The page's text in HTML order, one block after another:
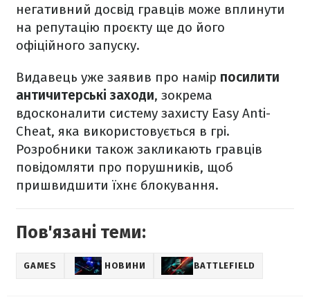
негативний досвід гравців може вплинути
на репутацію проєкту ще до його
офіційного запуску.
Видавець уже заявив про намір посилити
античитерські заходи, зокрема
вдосконалити систему захисту Easy Anti-
Cheat, яка використовується в грі.
Розробники також закликають гравців
повідомляти про порушників, щоб
пришвидшити їхнє блокування.
Пов'язані теми:
GAMES НОВИНИ BATTLEFIELD